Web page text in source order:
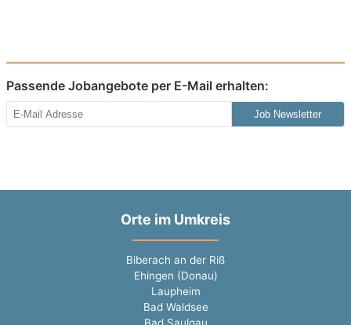
Passende Jobangebote per E-Mail erhalten:
Job Newsletter
Orte im Umkreis
Biberach an der Riß
Ehingen (Donau)
Laupheim
Bad Waldsee